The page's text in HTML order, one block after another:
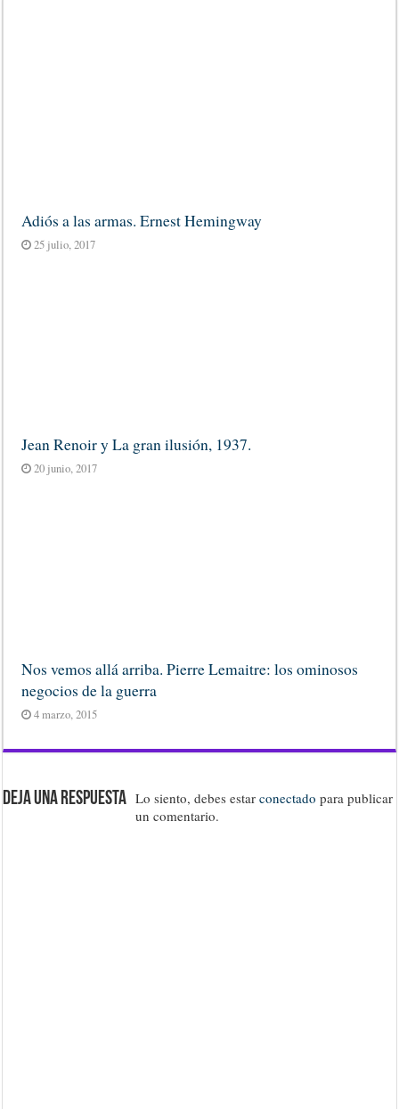
Adiós a las armas. Ernest Hemingway
25 julio, 2017
Jean Renoir y La gran ilusión, 1937.
20 junio, 2017
Nos vemos allá arriba. Pierre Lemaitre: los ominosos
negocios de la guerra
4 marzo, 2015
Deja una respuesta Lo siento, debes estarconectado para publicar
un comentario.